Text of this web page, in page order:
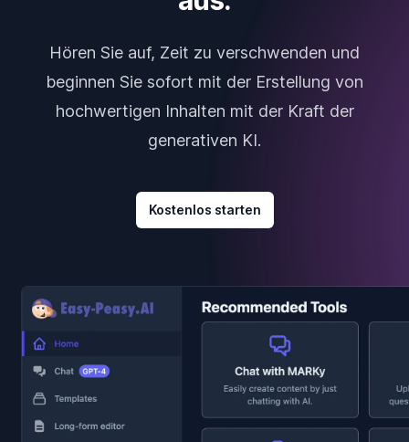
Hören Sie auf, Zeit zu verschwenden und
beginnen Sie sofort mit der Erstellung von
hochwertigen Inhalten mit der Kraft der
generativen KI.
Kostenlos starten